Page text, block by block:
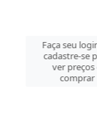
Faça seu
cadastre-se
ver preços
comprar